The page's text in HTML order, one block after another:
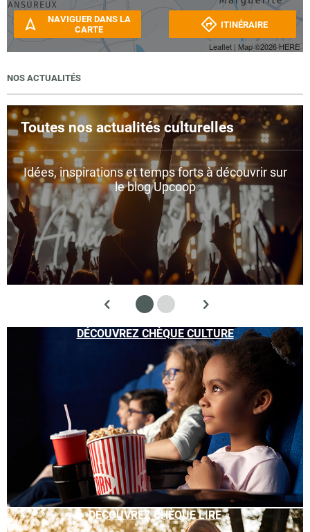
Leaflet | Map ©2026 HERE
NAVIGUER DANS LA
CARTE
ITINÉRAIRE
NOS ACTUALITÉS
Toutes nos actualités culturelles
Idées, inspirations et temps forts à découvrir sur
le blog Upcoop
DÉCOUVREZ CHÈQUE CULTURE
DÉCOUVREZ CHÈQUE LIRE